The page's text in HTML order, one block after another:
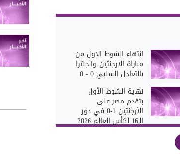
انتهاء الشوط الاول من
مباراة الارجنتين وانجلترا
بالتعادل السلبي 0 - 0
نهاية الشوط الأول
بتقدم مصر على
الأرجنتين 1-0 في دور
الـ16 لكأس العالم 2026